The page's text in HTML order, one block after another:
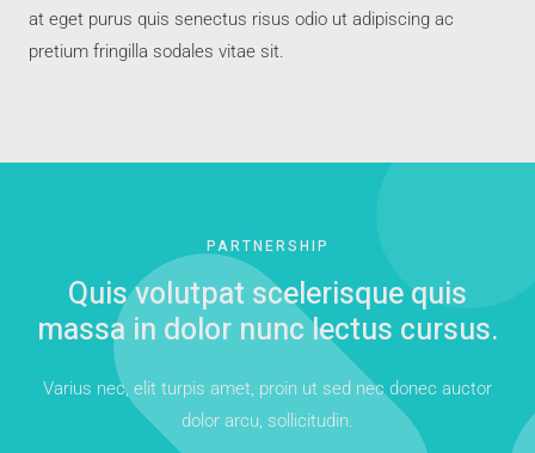
at eget purus quis senectus risus odio ut adipiscing ac
pretium fringilla sodales vitae sit.
PARTNERSHIP
Quis volutpat scelerisque quis
massa in dolor nunc lectus cursus.
Varius nec, elit turpis amet, proin ut sed nec donec auctor
dolor arcu, sollicitudin.